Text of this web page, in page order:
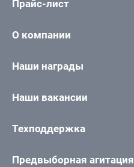
Прайс-лист
О компании
Наши награды
Наши вакансии
Техподдержка
Предвыборная агитация